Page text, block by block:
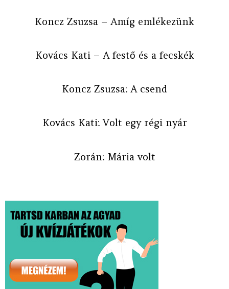
Koncz Zsuzsa – Amíg emlékezünk
Kovács Kati – A festő és a fecskék
Koncz Zsuzsa: A csend
Kovács Kati: Volt egy régi nyár
Zorán: Mária volt